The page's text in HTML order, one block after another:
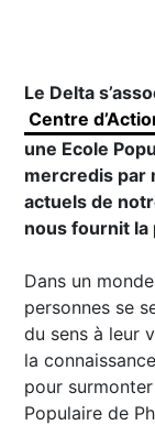
Le Delta
Centre
une Ecole
mercredis par
actuels de
nous fournit la
Dans un
personnes se
du sens à leur
la
pour
Populaire de